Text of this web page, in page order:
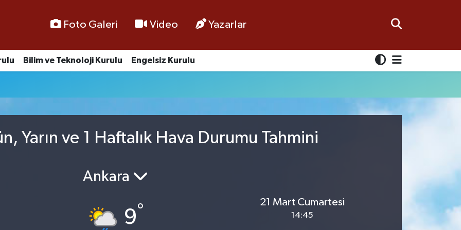
Foto Galeri Video Yazarlar
Bilim ve Teknoloji Kurulu Engelsiz Kurulu
Yarın ve 1 Haftalık Hava Durumu Tahmini
Ankara
9°
21 Mart Cumartesi
14:45